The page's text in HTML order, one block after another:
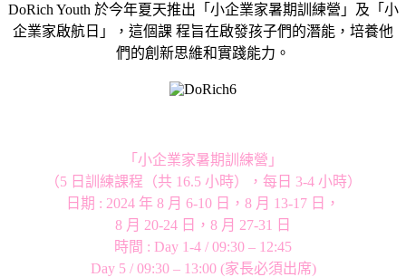
DoRich Youth 於今年夏天推出「小企業家暑期訓練營」及「小
企業家啟航日」，這個課 程旨在啟發孩子們的潛能，培養他
們的創新思維和實踐能力。
「小企業家暑期訓練營」
（5 日訓練課程（共 16.5 小時），每日 3-4 小時）
日期 : 2024 年 8 月 6-10 日，8 月 13-17 日，
8 月 20-24 日，8 月 27-31 日
時間 : Day 1-4 / 09:30 – 12:45
Day 5 / 09:30 – 13:00 (家長必須出席)